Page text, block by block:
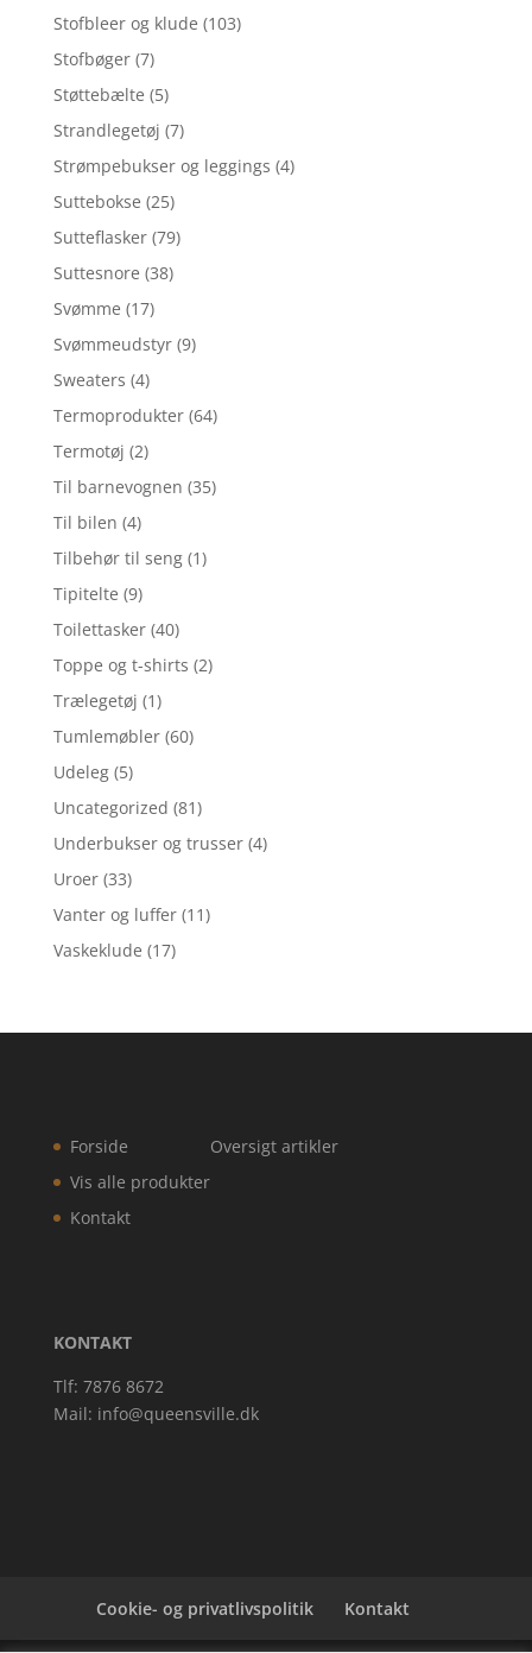
Stofbleer og klude (103)
Stofbøger (7)
Støttebælte (5)
Strandlegetøj (7)
Strømpebukser og leggings (4)
Suttebokse (25)
Sutteflasker (79)
Suttesnore (38)
Svømme (17)
Svømmeudstyr (9)
Sweaters (4)
Termoprodukter (64)
Termotøj (2)
Til barnevognen (35)
Til bilen (4)
Tilbehør til seng (1)
Tipitelte (9)
Toilettasker (40)
Toppe og t-shirts (2)
Trælegetøj (1)
Tumlemøbler (60)
Udeleg (5)
Uncategorized (81)
Underbukser og trusser (4)
Uroer (33)
Vanter og luffer (11)
Vaskeklude (17)
Forside
Vis alle produkter
Kontakt
Oversigt artikler
KONTAKT
Tlf: 7876 8672
Mail: info@queensville.dk
Cookie- og privatlivspolitik Kontakt